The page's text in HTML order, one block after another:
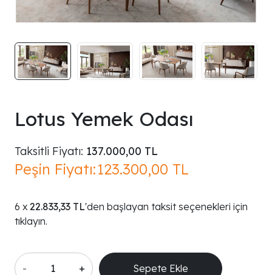
Lotus Yemek Odası
Taksitli Fiyatı: 137.000,00 TL
Peşin Fiyatı:123.300,00 TL
22.833,33 TL'den başlayan taksit seçenekleri için
tıklayın.
- +